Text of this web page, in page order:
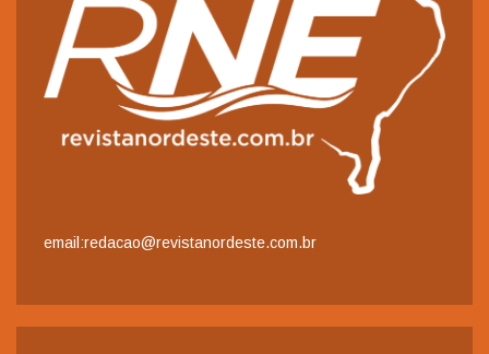
email:redacao@revistanordeste.com.br